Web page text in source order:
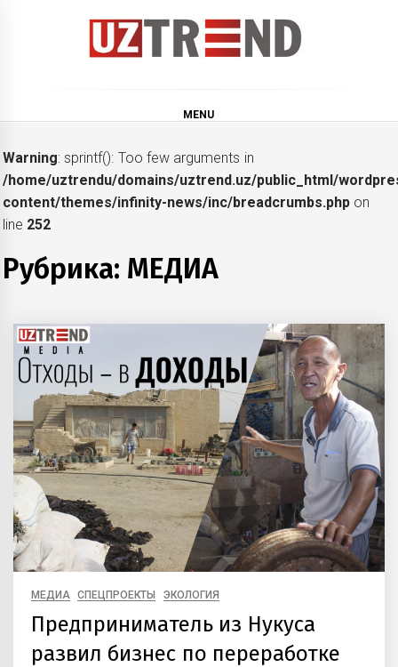
MENU
Warning: sprintf(): Too few arguments in
/home/uztrendu/domains/uztrend.uz/public_html/
content/themes/infinity-news/inc/breadcrumbs.php on
line 252
Рубрика: МЕДИА
МЕДИА СПЕЦПРОЕКТЫ ЭКОЛОГИЯ
Предприниматель из Нукуса
развил бизнес по переработке